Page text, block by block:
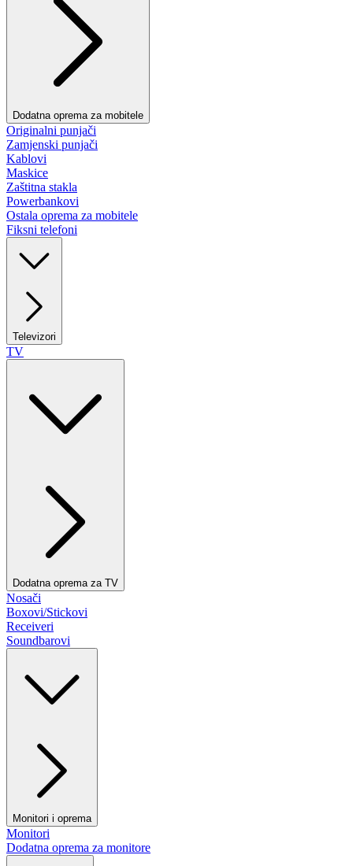
Dodatna oprema za mobitele
Originalni punjači
Zamjenski punjači
Kablovi
Maskice
Zaštitna stakla
Powerbankovi
Ostala oprema za mobitele
Fiksni telefoni
Televizori
TV
Dodatna oprema za TV
Nosači
Boxovi/Stickovi
Receiveri
Soundbarovi
Monitori i oprema
Monitori
Dodatna oprema za monitore